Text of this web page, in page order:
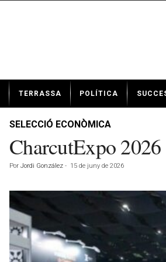
t
TERRASSA POLÍTICA
SELECCIÓ ECONÒMICA
CharcutExpo
Por Jordi González - 15 de juny de 2026